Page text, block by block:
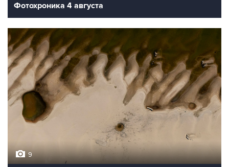
Фотохроника 4 августа
9